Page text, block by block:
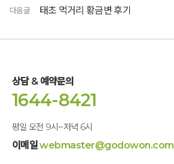
태초 먹거리 황금변 후기
다음글
상담 & 예약문의
1644-8421
평일 오전 9시~저녁 6시
이메일webmaster@godowon.com